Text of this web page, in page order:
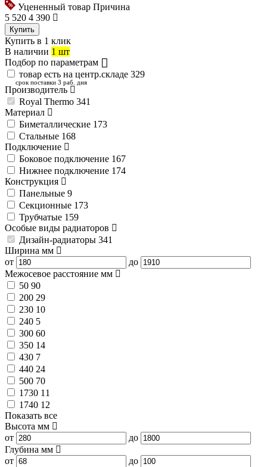
Уцененный товар Причина
5 520 4 390
Купить
Купить в 1 клик
В наличии 1 шт
Подбор по параметрам
товар есть на центр.складе 329
срок поставки 3 раб. дня
Производитель
Royal Thermo 341
Материал
Биметаллические 173
Стальные 168
Подключение
Боковое подключение 167
Нижнее подключение 174
Конструкция
Панельные 9
Секционные 173
Трубчатые 159
Особые виды радиаторов
Дизайн-радиаторы 341
Ширина мм
от
до
Межосевое расстояние мм
50 90
200 29
230 10
240 5
300 60
350 14
430 7
440 24
500 70
1730 11
1740 12
Показать все
Высота мм
от
до
Глубина мм
от
до